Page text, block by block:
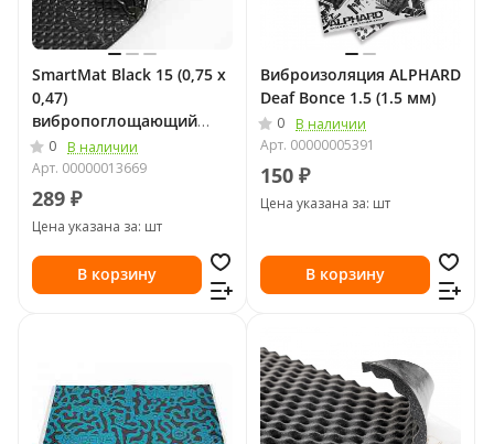
SmartMat Black 15 (0,75 х
0,47)
вибропоглощающий
материал
0
В наличии
Арт. 00000013669
289 ₽
Цена указана за: шт
В корзину
Виброизоляция ALPHARD
Deaf Bonce 1.5 (1.5 мм)
0
В наличии
Арт. 00000005391
150 ₽
Цена указана за: шт
В корзину